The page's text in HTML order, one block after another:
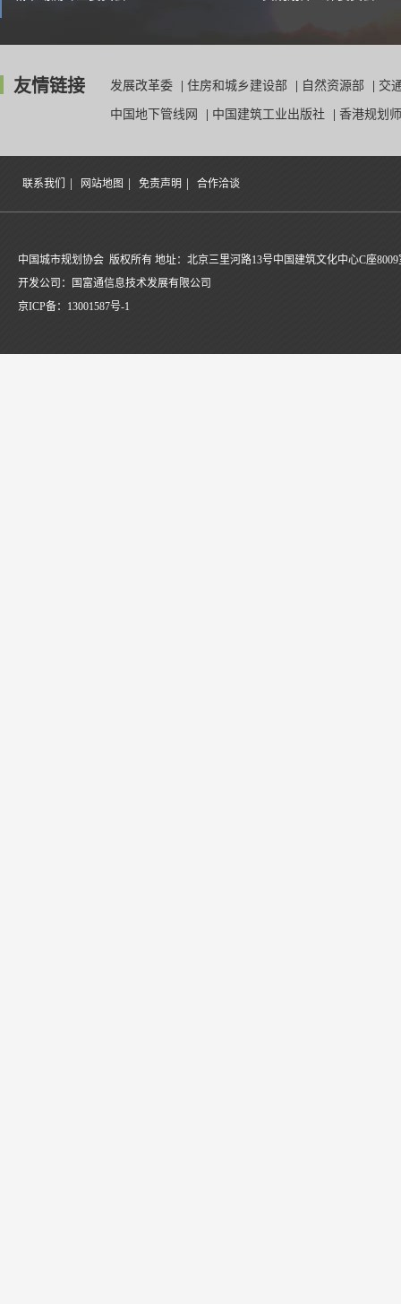
友情链接 发展改革委 住房和城乡建设部 自然资源部 交
中国地下管线网 中国建筑工业出版社 香港规划
联系我们 网站地图 免责声明 合作洽谈
中国城市规划协会 版权所有 地址：北京三里河路13号中国建筑文化中心C座8009
开发公司：国富通信息技术发展有限公司
京ICP备： 13001587号-1